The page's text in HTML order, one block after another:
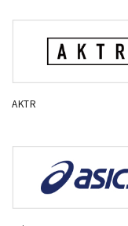
AKTR